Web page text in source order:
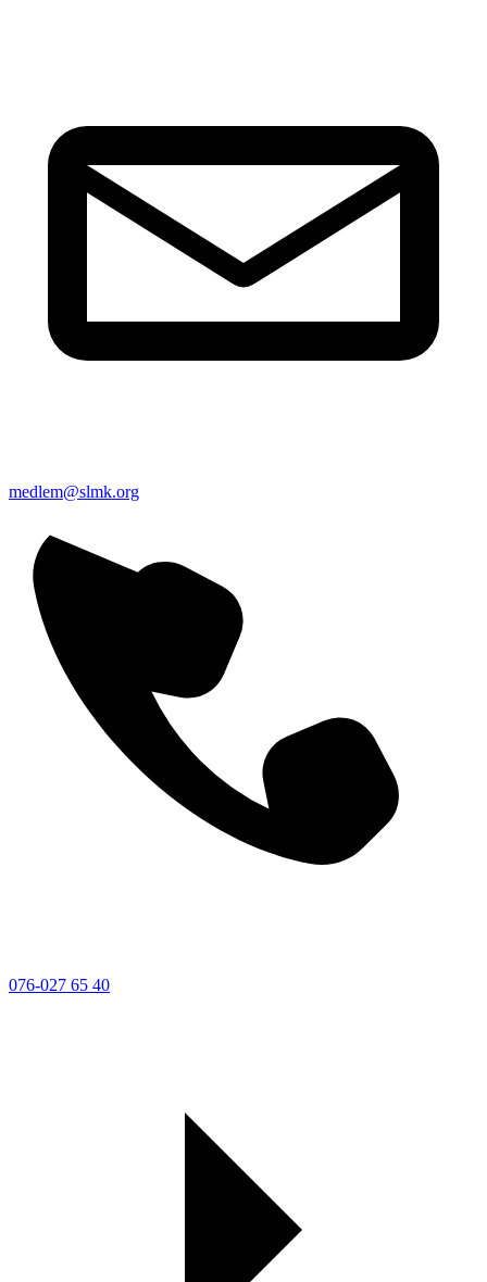
medlem@slmk.org
076-027 65 40